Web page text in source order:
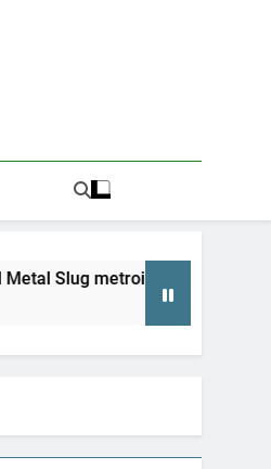
que no sabías que necesitabas